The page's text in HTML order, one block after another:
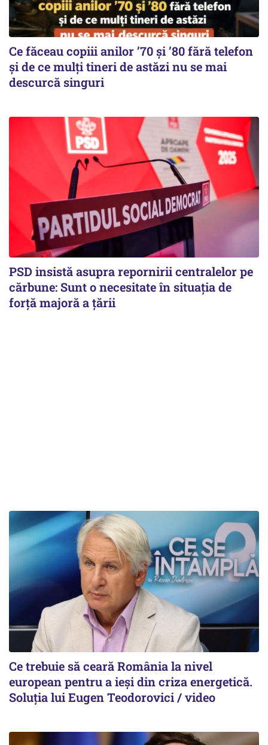
Ce făceau copiii anilor ’70 și ’80 fără telefon
și de ce mulți tineri de astăzi nu se mai
descurcă singuri
PSD insistă asupra repornirii centralelor pe
cărbune: Sunt o necesitate în situația de
forță majoră a țării
Ce trebuie să ceară România la nivel
european pentru a ieși din criza energetică.
Soluția lui Eugen Teodorovici / video